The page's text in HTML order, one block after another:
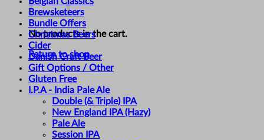
No products in the cart.
Return to shop
Brewsketeers
Bundle Offers
Christmas Beers
Cider
Danish Craft Beer
Gift Options / Other
Gluten Free
I.P.A - India Pale Ale
Double (& Triple) IPA
New England IPA (Hazy)
Pale Ale
Session IPA